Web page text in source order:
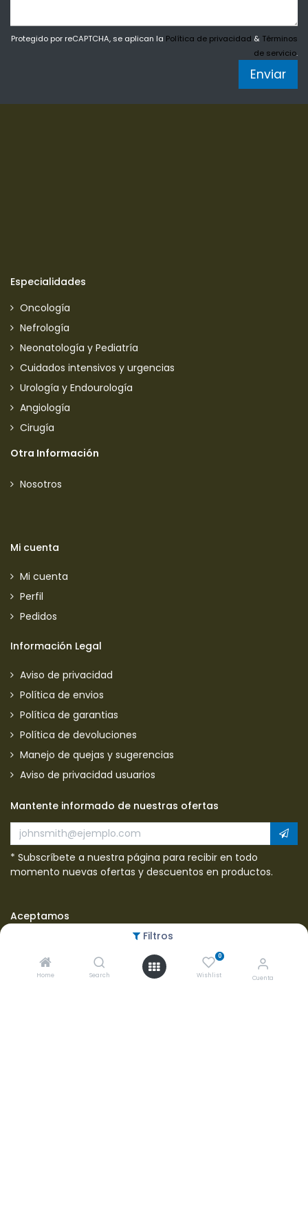
Filtros
Home Search
0
Wishlist Cuenta
Protegido por reCAPTCHA, se aplican la Política de privacidad & Términos
de servicio.
Enviar
Especialidades
Oncología
Nefrología
Neonatología y Pediatría
Cuidados intensivos y urgencias
Urología y Endourología
Angiología
Cirugía
Otra Información
Nosotros
Mi cuenta
Mi cuenta
Perfil
Pedidos
Información Legal
Aviso de privacidad
Política de envios
Política de garantias
Política de devoluciones
Manejo de quejas y sugerencias
Aviso de privacidad usuarios
Mantente informado de nuestras ofertas
* Subscríbete a nuestra página para recibir en todo
momento nuevas ofertas y descuentos en productos.
Aceptamos